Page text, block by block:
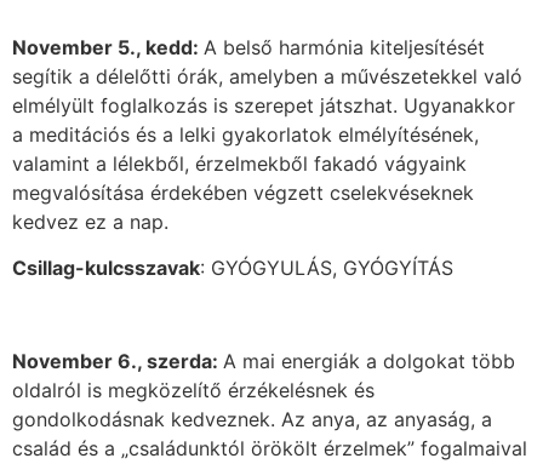
November 5., kedd: A belső harmónia kiteljesítését
segítik a délelőtti órák, amelyben a művészetekkel való
elmélyült foglalkozás is szerepet játszhat. Ugyanakkor
a meditációs és a lelki gyakorlatok elmélyítésének,
valamint a lélekből, érzelmekből fakadó vágyaink
megvalósítása érdekében végzett cselekvéseknek
kedvez ez a nap.
Csillag-kulcsszavak: GYÓGYULÁS, GYÓGYÍTÁS
November 6., szerda: A mai energiák a dolgokat több
oldalról is megközelítő érzékelésnek és
gondolkodásnak kedveznek. Az anya, az anyaság, a
család és a „családunktól örökölt érzelmek” fogalmaival